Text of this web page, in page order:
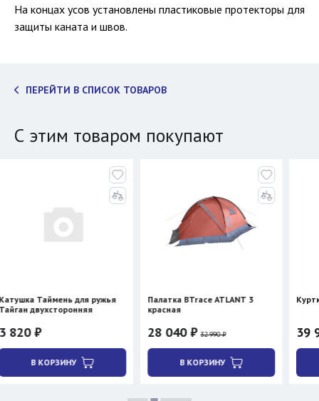
На концах усов установлены пластиковые протекторы для
защиты каната и швов.
ПЕРЕЙТИ В СПИСОК ТОВАРОВ
С этим товаром покупают
для ружья
Палатка BTrace ATLANT 3
28 040 ₽ 32 990 ₽
Куртка Сивера
39 900 ₽